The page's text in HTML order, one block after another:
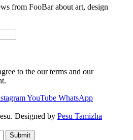
from FooBar about art, design
to the our terms and our
YouTube WhatsApp
Designed by Pesu Tamizha
Submit